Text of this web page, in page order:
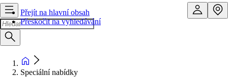
Přejít na hlavní obsah
Přeskočit na vyhledávání
Speciální nabídky